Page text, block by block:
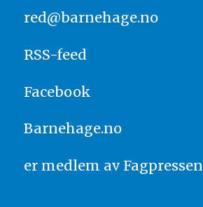
red@barnehage.no
RSS-feed
Facebook
Barnehage.no
er medlem av Fagpressen